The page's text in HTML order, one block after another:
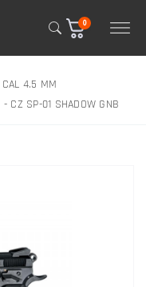
0
CAL 4.5 MM
CZ SP-01 SHADOW GNB